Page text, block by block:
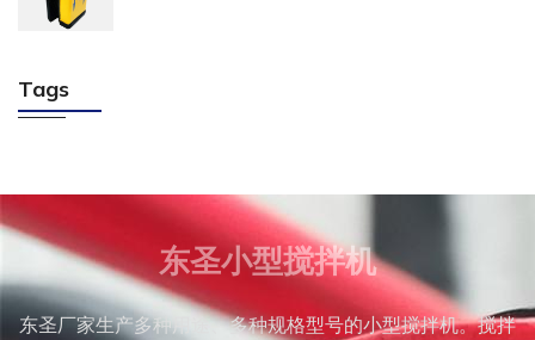
Tags
东圣小型搅拌机
东圣厂家生产多种用途、多种规格型号的小型搅拌机。搅拌